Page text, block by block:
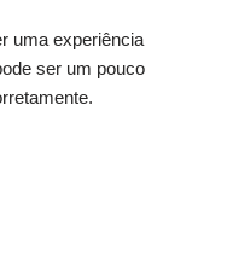
uma experiência
ser um pouco